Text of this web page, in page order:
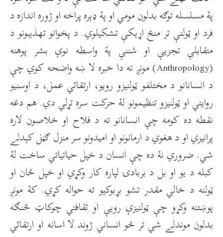
پۀ مسلسله توګه بدلون مومي او پۀ ډېره پراخه او ژوره اندازه د
فرد او ټولنې تر منځ اړيکې تشکيلوي. د پخوانو تهذيبونو د
متقابلې تجزيې او شننې پۀ واسطه نوې بشر پوهنه
(Anthropology) مونږ ته دا خبره لا ښه واضحه کوي چې
د انسانانو د مختلفو ټولنيزو رويو، ارتقائي عمل، د اوسنيو
روايتي او ټولنيزو تنظيمونو لۀ حرکت سره تړلي دي. هم دغه
نقطه ده کومه چې انسانانو ته د فلاح او خلاصون لاره
پرانيزي او د هغوي د ارمانونو او اميدونو سر منزل ګڼل کېدلے
شي. ضروري نۀ ده چې انسان د خپل حياتياتي ساخت لۀ
کبله د يو او بل د بربادۍ لپاره کار وکړي او خپل ځان او
ټولنه د خالي مقدر تشو بړبوکيو ته حواله کړي. کۀ مونږ
پوښتنه وکړو چې ټولنيزې رويې او ثقافتي چوکاټ څنګه
بدلون موندلے شي تر څو انساني ژوند لا اسانه او ارتقائي